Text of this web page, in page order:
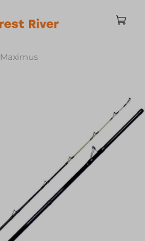
Maximus